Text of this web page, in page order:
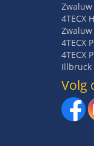
4TECX
Zwaluw
4TECX
4TECX
Illbruck
Volg